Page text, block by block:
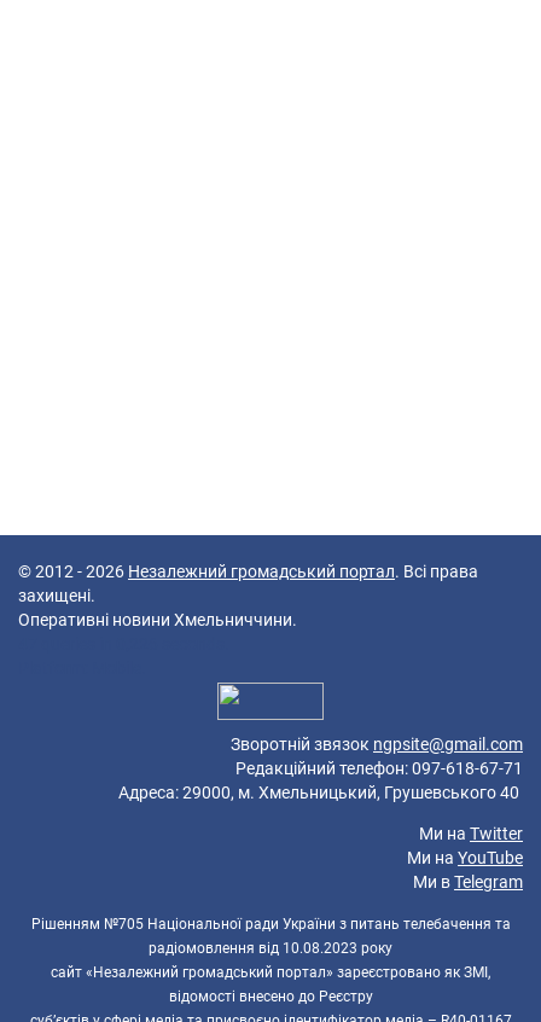
© 2012 - 2026 Незалежний громадський портал. Всі права
захищені.
Оперативні новини Хмельниччини.
Зворотній звязок ngpsite@gmail.com
Редакційний телефон: 097-618-67-71
Адреса: 29000, м. Хмельницький, Грушевського 40
Ми на Twitter
Ми на YouTube
Ми вTelegram
Рішенням №705 Національної ради України з питань телебачення та
радіомовлення від 10.08.2023 року
сайт «Незалежний громадський портал» зареєстровано як ЗМІ,
відомості внесено до Реєстру